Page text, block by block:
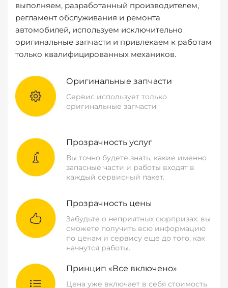
выполняем, разработанный производителем,
регламент обслуживания и ремонта
автомобилей, используем исключительно
оригинальные запчасти и привлекаем к работам
только квалифицированных механиков.
Оригинальные запчасти
Сервис использует только
оригинальные запчасти
Прозрачность услуг
Вы точно будете знать, какие именно
запасные части и работы входят в
каждый сервисный пакет.
Прозрачность цены
Забудьте о неприятных сюрпризах: вы
сможете получить всю информацию
по ценам и сервису еще до того, как
начнутся работы.
Принцип «Все включено»
Цена уже включает в себя стоимость